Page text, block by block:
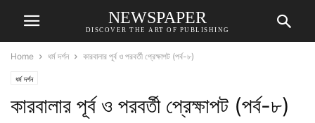
NEWSPAPER
DISCOVER THE ART OF PUBLISHING
Home ধর্ম দর্শন কারবালার পূর্ব ও পরবর্তী প্রেক্ষাপট (পর্ব-৮)
ধর্ম দর্শন
কারবালার পূর্ব ও পরবর্তী প্রেক্ষাপট (পর্ব-৮)